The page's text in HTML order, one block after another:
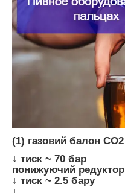
(1) газовий балон СО2
↓ тиск ~ 70 бар
понижуючий редуктор
↓ тиск ~ 2.5 бару